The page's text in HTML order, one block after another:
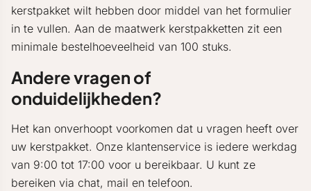
kerstpakket wilt hebben door middel van het formulier
in te vullen. Aan de maatwerk kerstpakketten zit een
minimale bestelhoeveelheid van 100 stuks.
Andere vragen of
onduidelijkheden?
Het kan onverhoopt voorkomen dat u vragen heeft over
uw kerstpakket. Onze klantenservice is iedere werkdag
van 9:00 tot 17:00 voor u bereikbaar. U kunt ze
bereiken via chat, mail en telefoon.